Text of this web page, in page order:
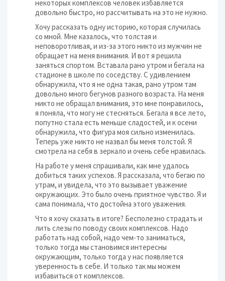
некоторых комплексов человек избавляется
довольно быстро, но рассчитывать на это не нужно.
Хочу рассказать одну историю, которая случилась
со мной. Мне казалось, что толстая и
неповоротливая, и из-за этого никто из мужчин не
обращает на меня внимания. И вот я решила
заняться спортом. Вставала рано утром и бегала на
стадионе в школе по соседству. С удивлением
обнаружила, что я не одна такая, рано утром там
довольно много бегунов разного возраста. На меня
никто не обращал внимания, это мне понравилось,
я поняла, что могу не стесняться. Бегала я все лето,
попутно стала есть меньше сладостей, и к осени
обнаружила, что фигура моя сильно изменилась.
Теперь уже никто не назвал бы меня толстой. Я
смотрела на себя в зеркало и очень себе нравилась.
На работе у меня спрашивали, как мне удалось
добиться таких успехов. Я рассказала, что бегаю по
утрам, и увидела, что это вызывает уважение
окружающих. Это было очень приятное чувство. Я и
сама понимала, что достойна этого уважения.
Что я хочу сказать в итоге? Бесполезно страдать и
лить слезы по поводу своих комплексов. Надо
работать над собой, надо чем-то заниматься,
только тогда мы становимся интересны
окружающим, только тогда у нас появляется
уверенность в себе. И только так мы можем
избавиться от комплексов.